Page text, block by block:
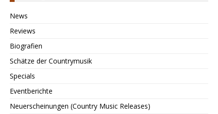
News
Reviews
Biografien
Schätze der Countrymusik
Specials
Eventberichte
Neuerscheinungen (Country Music Releases)